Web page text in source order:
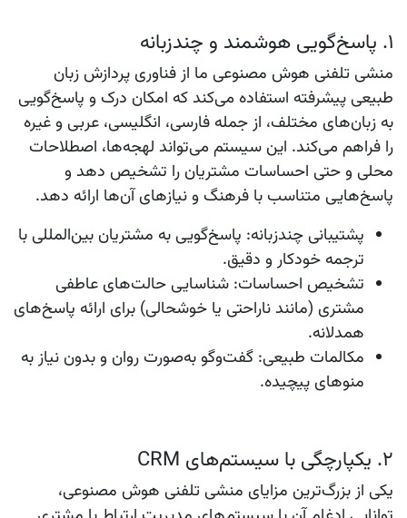
1. پاسخ‌گویی هوشمند و چندزبانه
منشی تلفنی هوش مصنوعی ما از فناوری پردازش زبان
طبیعی پیشرفته استفاده می‌کند که امکان درک و پاسخ‌گویی
به زبان‌های مختلف، از جمله فارسی، انگلیسی، عربی و غیره
را فراهم می‌کند. این سیستم می‌تواند لهجه‌ها، اصطلاحات
محلی و حتی احساسات مشتریان را تشخیص دهد و
پاسخ‌هایی متناسب با فرهنگ و نیازهای آن‌ها ارائه دهد.
پشتیبانی چندزبانه: پاسخ‌گویی به مشتریان بین‌المللی با
ترجمه خودکار و دقیق.
تشخیص احساسات: شناسایی حالت‌های عاطفی
مشتری (مانند ناراحتی یا خوشحالی) برای ارائه پاسخ‌های
همدلانه.
مکالمات طبیعی: گفت‌وگو به‌صورت روان و بدون نیاز به
منوهای پیچیده.
2. یکپارچگی با سیستم‌های CRM
یکی از بزرگ‌ترین مزایای منشی تلفنی هوش مصنوعی،